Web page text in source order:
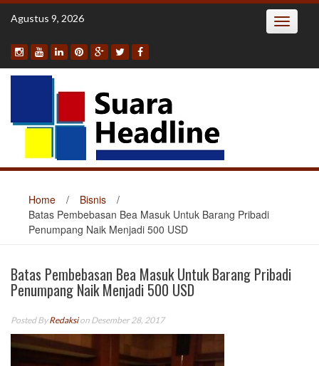
Skip
Agustus 9, 2026 Toggle
Home / Bisnis
/
Batas Pembebasan Bea Masuk Untuk Barang Pribadi
Penumpang Naik Menjadi 500 USD
Batas Pembebasan Bea Masuk Untuk Barang Pribadi
Penumpang Naik Menjadi 500 USD
Posted ByRedaksion Desember 28, 2017